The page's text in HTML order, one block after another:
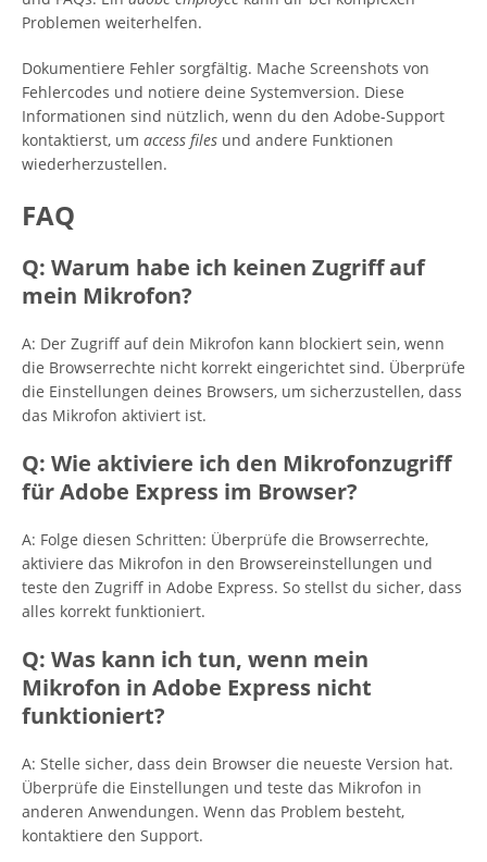
Problemen weiterhelfen.
Dokumentiere Fehler sorgfältig. Mache Screenshots von
Fehlercodes und notiere deine Systemversion. Diese
Informationen sind nützlich, wenn du den Adobe-Support
kontaktierst, um access files und andere Funktionen
wiederherzustellen.
FAQ
Q: Warum habe ich keinen Zugriff auf
mein Mikrofon?
A: Der Zugriff auf dein Mikrofon kann blockiert sein, wenn
die Browserrechte nicht korrekt eingerichtet sind. Überprüfe
die Einstellungen deines Browsers, um sicherzustellen, dass
das Mikrofon aktiviert ist.
Q: Wie aktiviere ich den Mikrofonzugriff
für Adobe Express im Browser?
A: Folge diesen Schritten: Überprüfe die Browserrechte,
aktiviere das Mikrofon in den Browsereinstellungen und
teste den Zugriff in Adobe Express. So stellst du sicher, dass
alles korrekt funktioniert.
Q: Was kann ich tun, wenn mein
Mikrofon in Adobe Express nicht
funktioniert?
A: Stelle sicher, dass dein Browser die neueste Version hat.
Überprüfe die Einstellungen und teste das Mikrofon in
anderen Anwendungen. Wenn das Problem besteht,
kontaktiere den Support.